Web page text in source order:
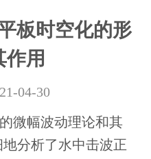
板时空化的形
作用
04-30
微幅波动理论和其
分析了水中击波正